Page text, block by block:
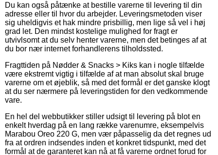
Du kan også påtænke at bestille varerne til levering til din
adresse eller til hvor du arbejder. Leveringsmetoden viser
sig uheldigvis et hak mindre prisbillig, men lige så vel i høj
grad let. Den mindst kostelige mulighed for fragt er
utvivlsomt at du selv henter varerne, men det betinges af at
du bor nær internet forhandlerens tilholdssted.
Fragttiden på Nødder & Snacks > Kiks kan i nogle tilfælde
være ekstremt vigtig i tilfælde af at man absolut skal bruge
varerne om et øjeblik, så med det formål er det ganske klogt
at du ser nærmere på leveringstiden for den vedkommende
vare.
En hel del webbutikker stiller udsigt til levering på blot en
enkelt hverdag på en lang række varenumre, eksempelvis
Marabou Oreo 220 G, men vær påpasselig da det regnes ud
fra at ordren indsendes inden et konkret tidspunkt, med det
formål at de garanteret kan nå at få varerne ordnet forud for